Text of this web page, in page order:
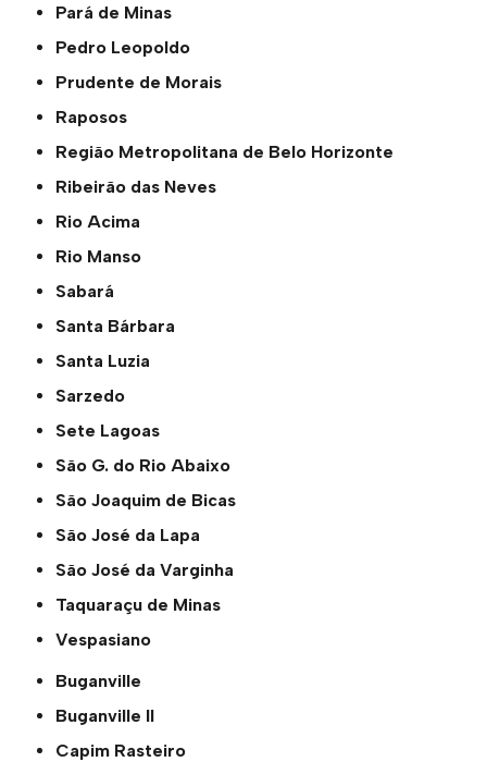
Pará de Minas
Pedro Leopoldo
Prudente de Morais
Raposos
Região Metropolitana de Belo Horizonte
Ribeirão das Neves
Rio Acima
Rio Manso
Sabará
Santa Bárbara
Santa Luzia
Sarzedo
Sete Lagoas
São G. do Rio Abaixo
São Joaquim de Bicas
São José da Lapa
São José da Varginha
Taquaraçu de Minas
Vespasiano
Buganville
Buganville ll
Capim Rasteiro